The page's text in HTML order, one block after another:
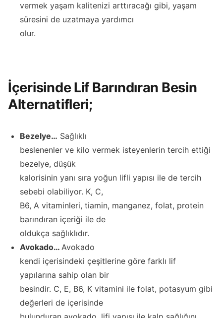
vermek yaşam kalitenizi arttıracağı gibi, yaşam
süresini de uzatmaya yardımcı
olur.
İçerisinde Lif Barındıran Besin
Alternatifleri;
Bezelye… Sağlıklı
beslenenler ve kilo vermek isteyenlerin tercih ettiği
bezelye, düşük
kalorisinin yanı sıra yoğun lifli yapısı ile de tercih
sebebi olabiliyor. K, C,
B6, A vitaminleri, tiamin, manganez, folat, protein
barındıran içeriği ile de
oldukça sağlıklıdır.
Avokado… Avokado
kendi içerisindeki çeşitlerine göre farklı lif
yapılarına sahip olan bir
besindir. C, E, B6, K vitamini ile folat, potasyum gibi
değerleri de içerisinde